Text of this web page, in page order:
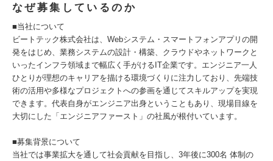
なぜ募集しているのか
■当社について
ビートテック株式会社は、Webシステム・スマートフォンアプリの開
発をはじめ、業務システムの設計・構築、クラウドやネットワークと
いったインフラ領域まで幅広く手がけるIT企業です。エンジニア一人
ひとりが理想のキャリアを描ける環境づくりに注力しており、先端技
術の活用や多様なプロジェクトへの参画を通じてスキルアップを実現
できます。代表自身がエンジニア出身ということもあり、現場目線を
大切にした「エンジニアファースト」の社風が根付いています。
■募集背景について
当社では事業拡大を通して社会貢献を目指し、3年後に300名 体制の